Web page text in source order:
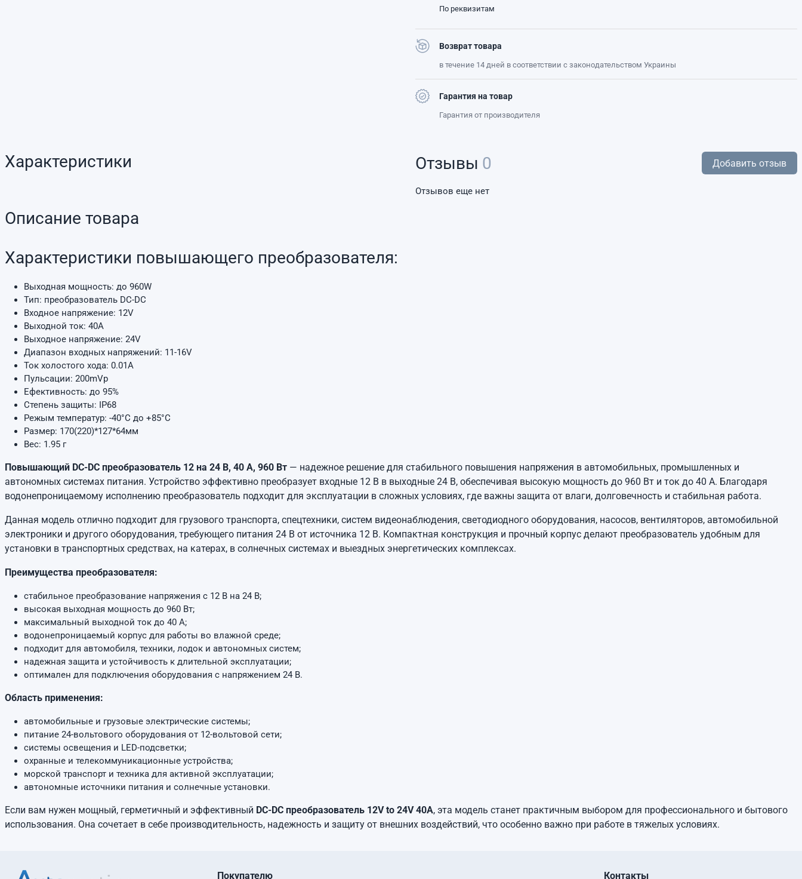
По реквизитам
Возврат товара
в течение 14 дней в соответствии с законодательством Украины
Гарантия на товар
Гарантия от производителя
Характеристики Отзывы 0 Добавить отзыв
Отзывов еще нет
Описание товара
Характеристики повышающего преобразователя:
Выходная мощность: до 960W
Тип: преобразователь DC-DC
Входное напряжение: 12V
Выходной ток: 40A
Выходное напряжение: 24V
Диапазон входных напряжений: 11-16V
Ток холостого хода: 0.01А
Пульсации: 200mVp
Ефективность: до 95%
Степень защиты: IP68
Режым температур: -40°C до +85°C
Размер: 170(220)*127*64мм
Вес: 1.95 г
Повышающий DC-DC преобразователь 12 на 24 В, 40 А, 960 Вт — надежное решение для стабильного повышения напряжения в автомобильных, промышленных и
автономных системах питания. Устройство эффективно преобразует входные 12 В в выходные 24 В, обеспечивая высокую мощность до 960 Вт и ток до 40 А. Благодаря
водонепроницаемому исполнению преобразователь подходит для эксплуатации в сложных условиях, где важны защита от влаги, долговечность и стабильная работа.
Данная модель отлично подходит для грузового транспорта, спецтехники, систем видеонаблюдения, светодиодного оборудования, насосов, вентиляторов, автомобильной
электроники и другого оборудования, требующего питания 24 В от источника 12 В. Компактная конструкция и прочный корпус делают преобразователь удобным для
установки в транспортных средствах, на катерах, в солнечных системах и выездных энергетических комплексах.
Преимущества преобразователя:
стабильное преобразование напряжения с 12 В на 24 В;
высокая выходная мощность до 960 Вт;
максимальный выходной ток до 40 А;
водонепроницаемый корпус для работы во влажной среде;
подходит для автомобиля, техники, лодок и автономных систем;
надежная защита и устойчивость к длительной эксплуатации;
оптимален для подключения оборудования с напряжением 24 В.
Область применения:
автомобильные и грузовые электрические системы;
питание 24-вольтового оборудования от 12-вольтовой сети;
системы освещения и LED-подсветки;
охранные и телекоммуникационные устройства;
морской транспорт и техника для активной эксплуатации;
автономные источники питания и солнечные установки.
Если вам нужен мощный, герметичный и эффективный DC-DC преобразователь 12V to 24V 40A, эта модель станет практичным выбором для профессионального и бытового
использования. Она сочетает в себе производительность, надежность и защиту от внешних воздействий, что особенно важно при работе в тяжелых условиях.
Покупателю Контакты